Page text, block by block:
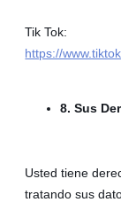
Tik
https://
8. Sus
Usted tiene
tratando sus